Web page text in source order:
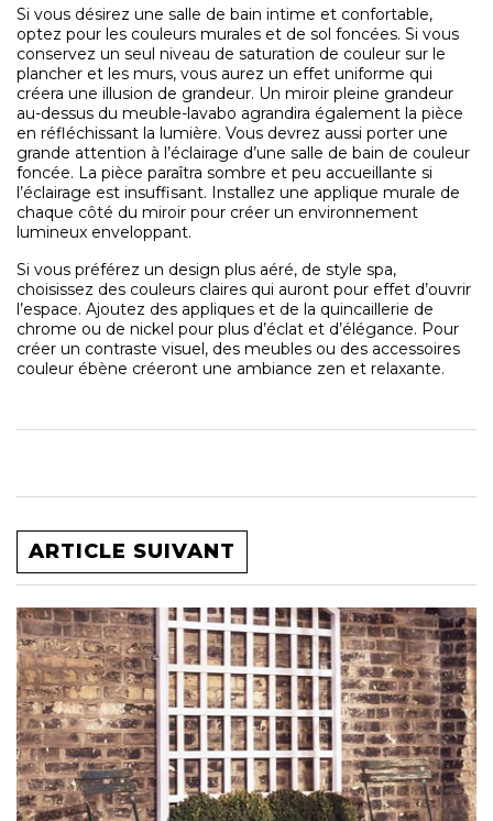
Si vous désirez une salle de bain intime et confortable,
optez pour les couleurs murales et de sol foncées. Si vous
conservez un seul niveau de saturation de couleur sur le
plancher et les murs, vous aurez un effet uniforme qui
créera une illusion de grandeur. Un miroir pleine grandeur
au-dessus du meuble-lavabo agrandira également la pièce
en réfléchissant la lumière. Vous devrez aussi porter une
grande attention à l’éclairage d’une salle de bain de couleur
foncée. La pièce paraîtra sombre et peu accueillante si
l’éclairage est insuffisant. Installez une applique murale de
chaque côté du miroir pour créer un environnement
lumineux enveloppant.
Si vous préférez un design plus aéré, de style spa,
choisissez des couleurs claires qui auront pour effet d’ouvrir
l’espace. Ajoutez des appliques et de la quincaillerie de
chrome ou de nickel pour plus d’éclat et d’élégance. Pour
créer un contraste visuel, des meubles ou des accessoires
couleur ébène créeront une ambiance zen et relaxante.
ARTICLE SUIVANT